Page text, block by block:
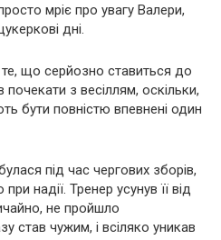
мріє про увагу Валери,
дні.
що серйозно ставиться до
з весіллям, оскільки,
бути повністю впевнені один
під час чергових зборів,
надії. Тренер усунув її від
не пройшло
став чужим, і всіляко уникав